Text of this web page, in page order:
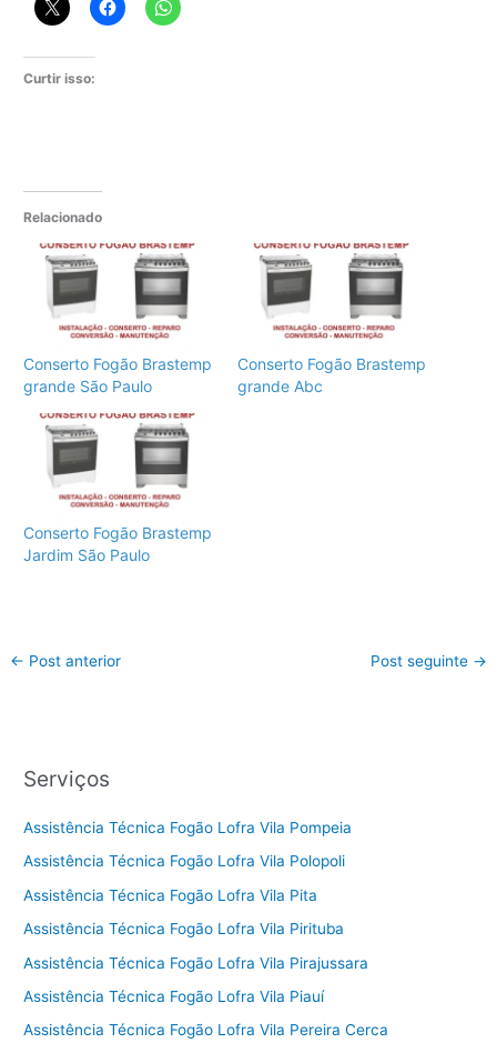
Curtir isso:
Relacionado
Conserto Fogão Brastemp
grande São Paulo
Conserto Fogão Brastemp
grande Abc
Conserto Fogão Brastemp
Jardim São Paulo
← Post anterior Post seguinte →
Serviços
Assistência Técnica Fogão Lofra Vila Pompeia
Assistência Técnica Fogão Lofra Vila Polopoli
Assistência Técnica Fogão Lofra Vila Pita
Assistência Técnica Fogão Lofra Vila Pirituba
Assistência Técnica Fogão Lofra Vila Pirajussara
Assistência Técnica Fogão Lofra Vila Piauí
Assistência Técnica Fogão Lofra Vila Pereira Cerca